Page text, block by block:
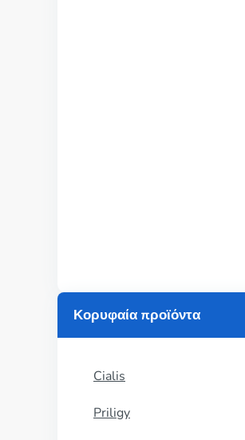
Κορυφαία προϊόντα
Cialis
Priligy